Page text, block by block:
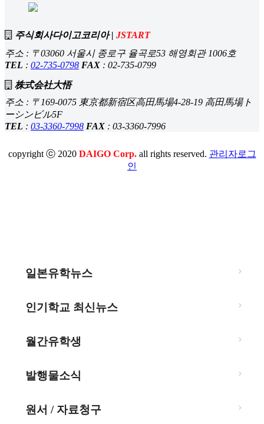
주식회사다이고코리아 | JSTART
주소 : 〒03060 서울시 종로구 율곡로53 해영회관 1006호
TEL : 02-735-0798 FAX : 02-735-0799
株式会社大悟
주소 : 〒169-0075 東京都新宿区高田馬場4-28-19 高田馬場ト
ーシンビル5F
TEL : 03-3360-7998 FAX : 03-3360-7996
copyright ⓒ 2020 DAIGO Corp.all rights reserved. 관리자로그
인
일본유학뉴스
인기학교 최신뉴스
월간유학생
발행물소식
원서 / 자료청구